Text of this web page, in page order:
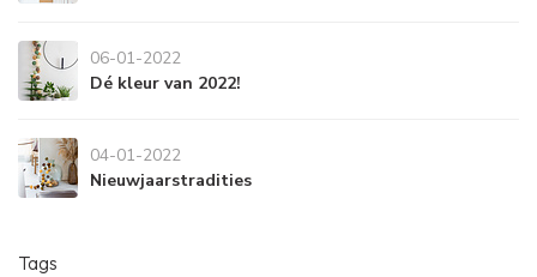
06-01-2022
Dé kleur van 2022!
04-01-2022
Nieuwjaarstradities
Tags